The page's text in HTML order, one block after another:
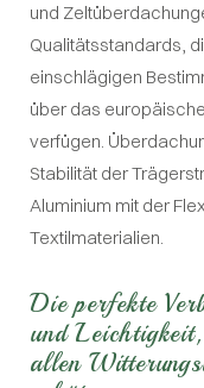
und
Qualitätsstandards,
einschlägigen
über das
verfügen.
Stabilität der
Aluminium mit der
Textilmaterialien.
Die perfekte
und
allen